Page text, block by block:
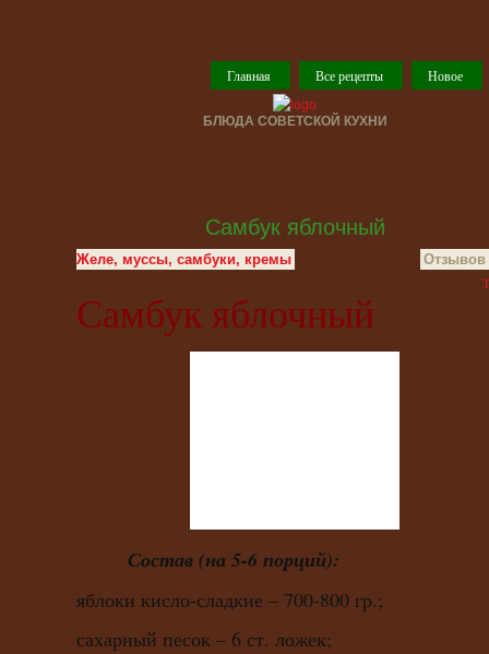
Главная Все рецепты Новое
БЛЮДА СОВЕТСКОЙ КУХНИ
Самбук яблочный
Желе, муссы, самбуки, кремы Отзывов
Самбук яблочный
Состав (на 5-6 порций):
яблоки кисло-сладкие – 700-800 гр.;
сахарный песок – 6 ст. ложек;